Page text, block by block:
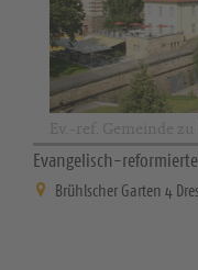
Evangelisch-
Brühlscher Garten 4